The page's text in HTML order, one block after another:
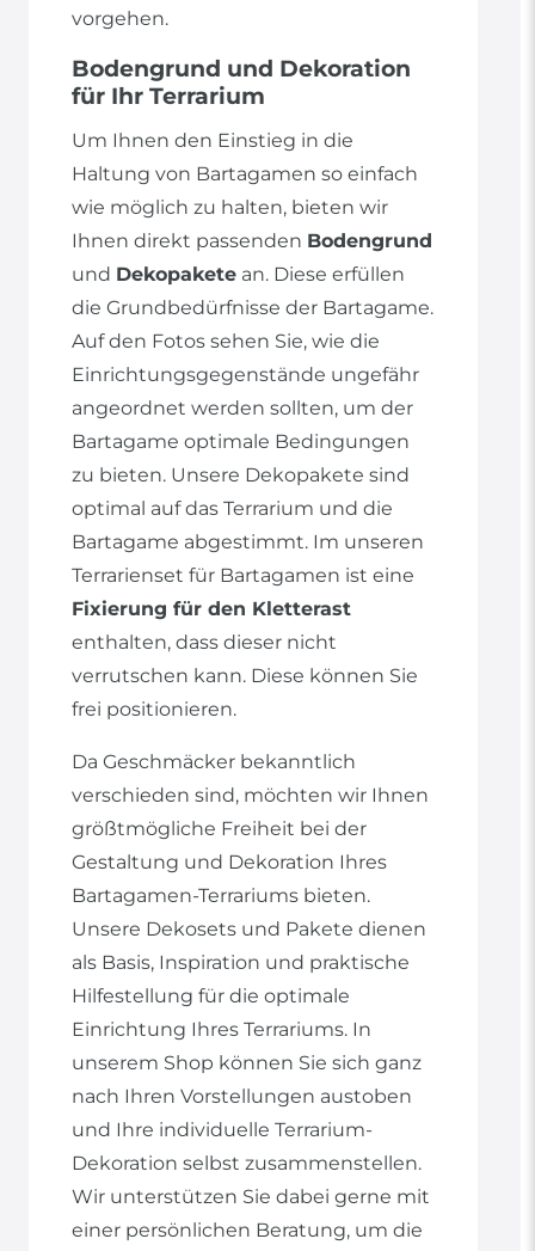
vorgehen.
Bodengrund und Dekoration
für Ihr Terrarium
Um Ihnen den Einstieg in die
Haltung von Bartagamen so einfach
wie möglich zu halten, bieten wir
Ihnen direkt passenden Bodengrund
und Dekopakete an. Diese erfüllen
die Grundbedürfnisse der Bartagame.
Auf den Fotos sehen Sie, wie die
Einrichtungsgegenstände ungefähr
angeordnet werden sollten, um der
Bartagame optimale Bedingungen
zu bieten. Unsere Dekopakete sind
optimal auf das Terrarium und die
Bartagame abgestimmt. Im unseren
Terrarienset für Bartagamen ist eine
Fixierung für den Kletterast
enthalten, dass dieser nicht
verrutschen kann. Diese können Sie
frei positionieren.
Da Geschmäcker bekanntlich
verschieden sind, möchten wir Ihnen
größtmögliche Freiheit bei der
Gestaltung und Dekoration Ihres
Bartagamen-Terrariums bieten.
Unsere Dekosets und Pakete dienen
als Basis, Inspiration und praktische
Hilfestellung für die optimale
Einrichtung Ihres Terrariums. In
unserem Shop können Sie sich ganz
nach Ihren Vorstellungen austoben
und Ihre individuelle Terrarium-
Dekoration selbst zusammenstellen.
Wir unterstützen Sie dabei gerne mit
einer persönlichen Beratung, um die